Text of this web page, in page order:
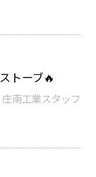
トーブ🔥
南工業スタッフ